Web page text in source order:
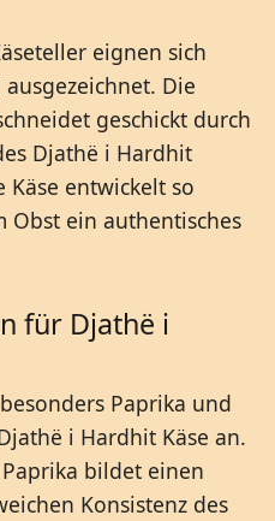
eignen sich
Die
geschickt durch
Djathë i Hardhit
Käse entwickelt so
Obst ein authentisches
für Djathë i
Paprika und
i Hardhit Käse an.
bildet einen
Konsistenz des